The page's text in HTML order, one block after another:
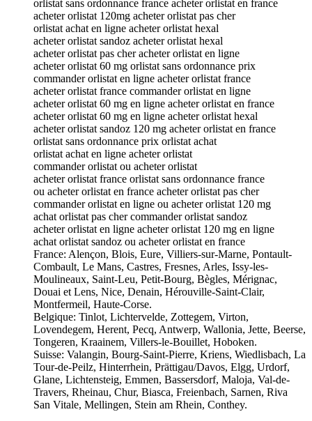
orlistat sans ordonnance france acheter orlistat en france
acheter orlistat 120mg acheter orlistat pas cher
orlistat achat en ligne acheter orlistat hexal
acheter orlistat sandoz acheter orlistat hexal
acheter orlistat pas cher acheter orlistat en ligne
acheter orlistat 60 mg orlistat sans ordonnance prix
commander orlistat en ligne acheter orlistat france
acheter orlistat france commander orlistat en ligne
acheter orlistat 60 mg en ligne acheter orlistat en france
acheter orlistat 60 mg en ligne acheter orlistat hexal
acheter orlistat sandoz 120 mg acheter orlistat en france
orlistat sans ordonnance prix orlistat achat
orlistat achat en ligne acheter orlistat
commander orlistat ou acheter orlistat
acheter orlistat france orlistat sans ordonnance france
ou acheter orlistat en france acheter orlistat pas cher
commander orlistat en ligne ou acheter orlistat 120 mg
achat orlistat pas cher commander orlistat sandoz
acheter orlistat en ligne acheter orlistat 120 mg en ligne
achat orlistat sandoz ou acheter orlistat en france
France: Alençon, Blois, Eure, Villiers-sur-Marne, Pontault-
Combault, Le Mans, Castres, Fresnes, Arles, Issy-les-
Moulineaux, Saint-Leu, Petit-Bourg, Bègles, Mérignac,
Douai et Lens, Nice, Denain, Hérouville-Saint-Clair,
Montfermeil, Haute-Corse.
Belgique: Tinlot, Lichtervelde, Zottegem, Virton,
Lovendegem, Herent, Pecq, Antwerp, Wallonia, Jette, Beerse,
Tongeren, Kraainem, Villers-le-Bouillet, Hoboken.
Suisse: Valangin, Bourg-Saint-Pierre, Kriens, Wiedlisbach, La
Tour-de-Peilz, Hinterrhein, Prättigau/Davos, Elgg, Urdorf,
Glane, Lichtensteig, Emmen, Bassersdorf, Maloja, Val-de-
Travers, Rheinau, Chur, Biasca, Freienbach, Sarnen, Riva
San Vitale, Mellingen, Stein am Rhein, Conthey.